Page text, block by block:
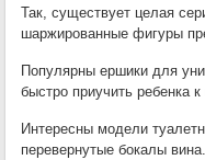
Так, существует целая
шаржированные фигуры
Популярны ершики для
быстро приучить ребенка
Интересны модели
перевернутые бокалы вина.